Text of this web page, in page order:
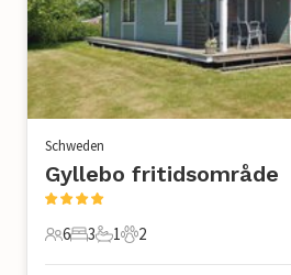
Schweden
Gyllebo fritidsområde
6 Gäste
6
3 Schlafzimmer
3
1 Badezimmer
1
2 Haustiere
2